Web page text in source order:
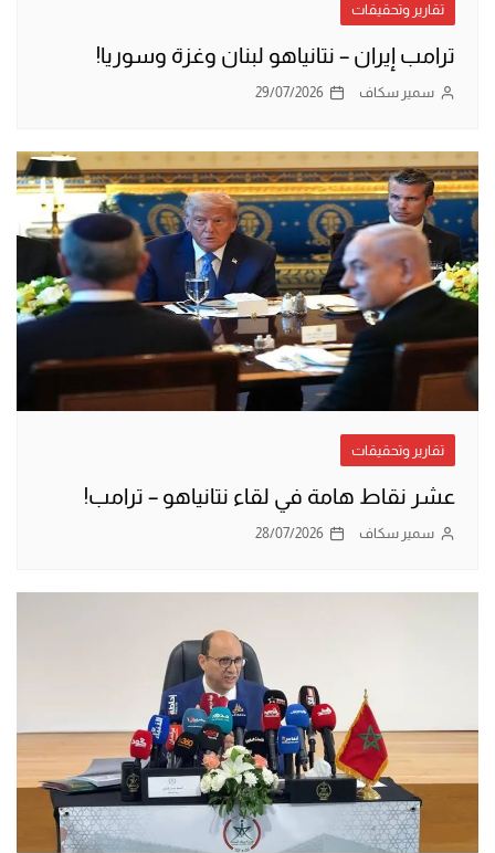
تقارير وتحقيقات
ترامب إيران – نتانياهو لبنان وغزة وسوريا!
سمير سكاف 29/07/2026
تقارير وتحقيقات
عشر نقاط هامة في لقاء نتانياهو – ترامب!
سمير سكاف 28/07/2026